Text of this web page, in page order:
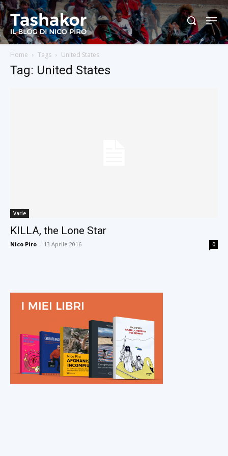
Home Tags United States
Tag: United States
Varie
KILLA, the Lone Star
Nico Piro - 13 Aprile 2016 0